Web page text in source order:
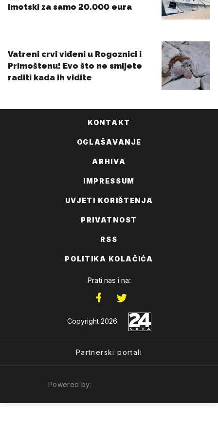
KONTAKT
OGLAŠAVANJE
ARHIVA
IMPRESSUM
UVJETI KORIŠTENJA
PRIVATNOST
RSS
POLITIKA KOLAČIĆA
Prati nas i na:
Copyright 2026.
Partnerski portali
Powered by: